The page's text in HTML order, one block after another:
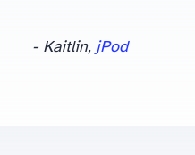
- Kaitlin, jPod